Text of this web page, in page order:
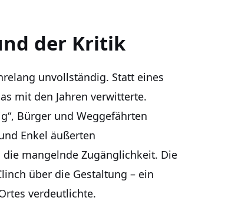
der Kritik
unvollständig. Statt eines
mit den Jahren verwitterte.
Bürger und Weggefährten
Enkel äußerten
mangelnde Zugänglichkeit. Die
über die Gestaltung – ein
verdeutlichte.